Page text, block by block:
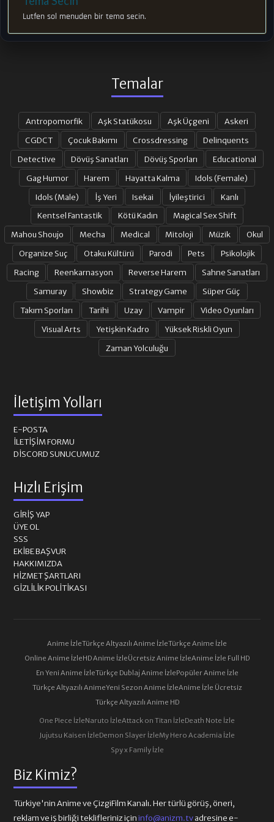
Lutfen sol menuden bir tema secin.
Temalar
Antropomorfik Aşk Statükosu Aşk Üçgeni
Askeri
CGDCT
Çocuk Bakımı Crossdressing
Delinquents
Detective
Dövüş Sanatları Dövüş Sporları
Educational
Gag Humor
Harem Hayatta Kalma
Idols (Female)
Idols (Male)
İş Yeri Isekai İyileştirici
Kanlı
Kentsel Fantastik
Kötü Kadın
Magical Sex Shift
Mahou Shoujo
Mecha Medical Mitoloji Müzik
Okul
Organize Suç
Otaku Kültürü Parodi Pets
Psikolojik
Racing
Reenkarnasyon Reverse Harem
Sahne Sanatları
Samuray
Showbiz Strategy Game
Süper Güç
Takım Sporları
Tarihi Uzay Vampir
Video Oyunları
Visual Arts
Yetişkin Kadro
Yüksek Riskli Oyun
Zaman Yolculuğu
Biz Kimiz?
Türkiye'nin Anime ve ÇizgiFilm Kanalı. Her türlü görüş, öneri,
reklam ve iş birliği teklifleriniz içininfo@anizm.tvadresine e-
İletişim Yolları
E-POSTA
İLETIŞIM FORMU
DISCORD SUNUCUMUZ
Hızlı Erişim
GIRIŞ YAP
ÜYE OL
SSS
EKIBE BAŞVUR
HAKKIMIZDA
HIZMET ŞARTLARI
GIZLILIK POLITIKASI
Anime İzleTürkçe Altyazılı Anime İzleTürkçe Anime İzle
Online Anime İzleHD Anime İzleÜcretsiz Anime İzleAnime İzle Full HD
En Yeni Anime İzleTürkçe Dublaj Anime İzlePopüler Anime İzle
Türkçe Altyazılı AnimeYeni Sezon Anime İzleAnime İzle Ücretsiz
Türkçe Altyazılı Anime HD
One Piece İzleNaruto İzleAttack on Titan İzleDeath Note İzle
Jujutsu Kaisen İzleDemon Slayer İzleMy Hero Academia İzle
Spy x Family İzle